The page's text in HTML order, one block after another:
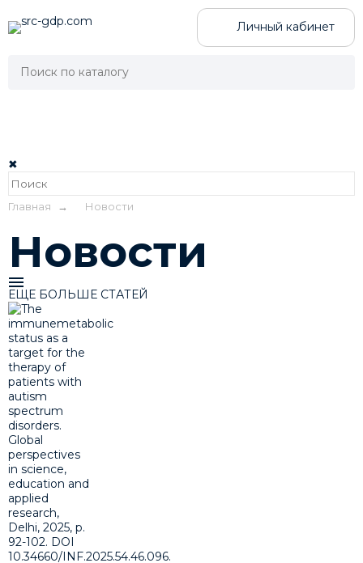
Личный кабинет
✖
Главная → Новости
Новости
ЕЩЕ БОЛЬШЕ СТАТЕЙ